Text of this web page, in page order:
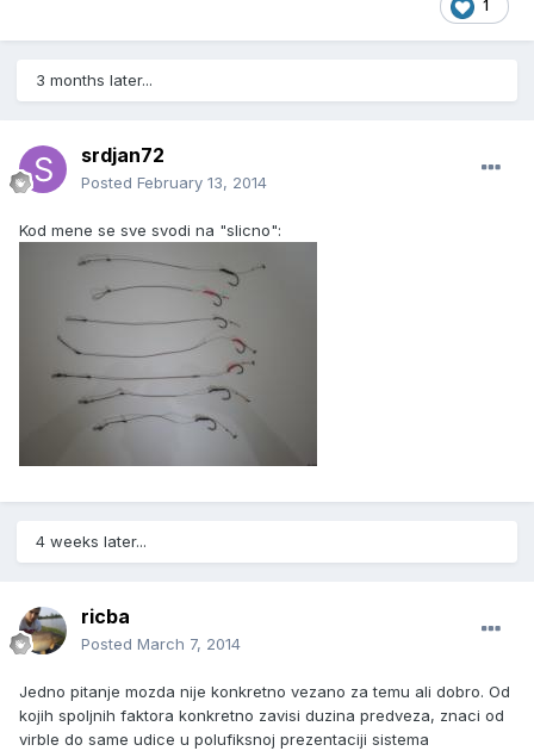
1
3 months later...
srdjan72
Posted February 13, 2014
Kod mene se sve svodi na "slicno":
4 weeks later...
ricba
Posted March 7, 2014
Jedno pitanje mozda nije konkretno vezano za temu ali dobro. Od
kojih spoljnih faktora konkretno zavisi duzina predveza, znaci od
virble do same udice u polufiksnoj prezentaciji sistema